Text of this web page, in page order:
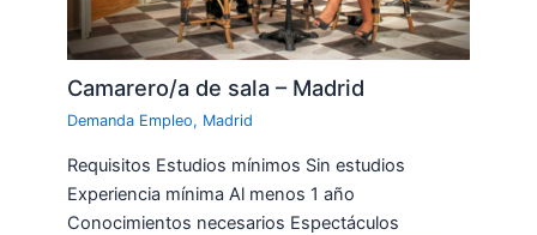
Camarero/a de sala – Madrid
Demanda Empleo, Madrid
Requisitos Estudios mínimos Sin estudios
Experiencia mínima Al menos 1 año
Conocimientos necesarios Espectáculos